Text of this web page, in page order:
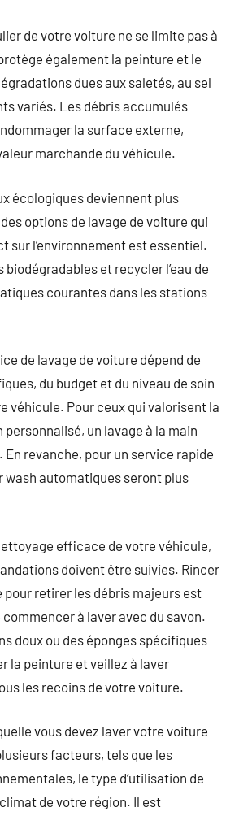
de votre voiture ne se limite pas à
également la peinture et le
dues aux saletés, au sel
variés. Les débris accumulés
la surface externe,
marchande du véhicule.
écologiques deviennent plus
options de lavage de voiture qui
sur l’environnement est essentiel.
biodégradables et recycler l’eau de
courantes dans les stations
de lavage de voiture dépend de
du budget et du niveau de soin
véhicule. Pour ceux qui valorisent la
un lavage à la main
revanche, pour un service rapide
wash automatiques seront plus
efficace de votre véhicule,
doivent être suivies. Rincer
pour retirer les débris majeurs est
à laver avec du savon.
doux ou des éponges spécifiques
la peinture et veillez à laver
les recoins de votre voiture.
vous devez laver votre voiture
facteurs, tels que les
le type d’utilisation de
de votre région. Il est